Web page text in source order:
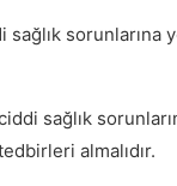
sağlık
sağlık
almalıdır.